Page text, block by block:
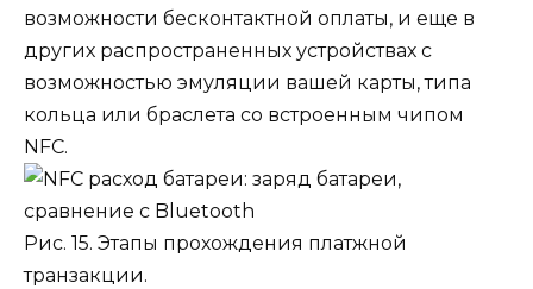
возможности бесконтактной оплаты, и еще в
других распространенных устройствах с
возможностью эмуляции вашей карты, типа
кольца или браслета со встроенным чипом
NFC.
Рис. 15. Этапы прохождения платжной
транзакции.